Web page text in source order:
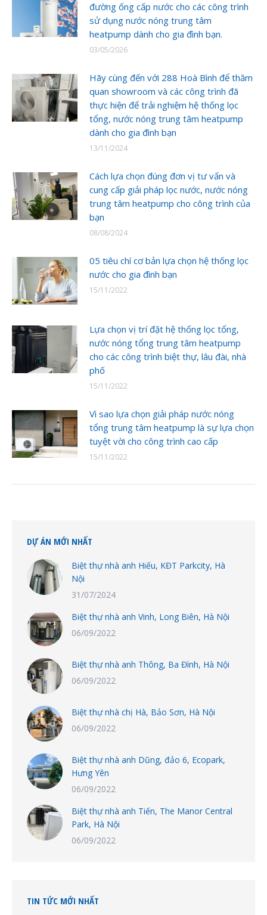
đường ống cấp nước cho các công trình
sử dụng nước nóng trung tâm
heatpump dành cho gia đình bạn.
03/05/2026
Hãy cùng đến với 288 Hoà Bình để thăm
quan showroom và các công trình đã
thực hiện để trải nghiệm hệ thống lọc
tổng, nước nóng trung tâm heatpump
dành cho gia đình bạn
13/11/2024
Cách lựa chọn đúng đơn vị tư vấn và
cung cấp giải pháp lọc nước, nước nóng
trung tâm heatpump cho công trình của
bạn
08/08/2024
05 tiêu chí cơ bản lựa chọn hệ thống lọc
nước cho gia đình bạn
15/11/2022
Lựa chọn vị trí đặt hệ thống lọc tổng,
nước nóng tổng trung tâm heatpump
cho các công trình biệt thự, lâu đài, nhà
phố
15/11/2022
Vì sao lựa chọn giải pháp nước nóng
tổng trung tâm heatpump là sự lựa chọn
tuyệt vời cho công trình cao cấp
15/11/2022
DỰ ÁN MỚI NHẤT
Biệt thự nhà anh Hiếu, KĐT Parkcity, Hà
Nội
31/07/2024
Biệt thự nhà anh Vinh, Long Biên, Hà Nội
06/09/2022
Biệt thự nhà anh Thông, Ba Đình, Hà Nội
06/09/2022
Biệt thự nhà chị Hà, Bảo Sơn, Hà Nội
06/09/2022
Biệt thự nhà anh Dũng, đảo 6, Ecopark,
Hưng Yên
06/09/2022
Biệt thự nhà anh Tiến, The Manor Central
Park, Hà Nội
06/09/2022
TIN TỨC MỚI NHẤT